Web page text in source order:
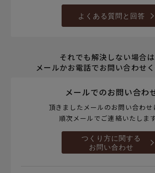
よくある質問と回答
それでも解決しない場合は
メールかお電話でお問い合わせく
メールでのお問い合わ
頂きましたメールのお問い合わせ
順次メールでご連絡いたします
つくり方に関する
お問い合わせ